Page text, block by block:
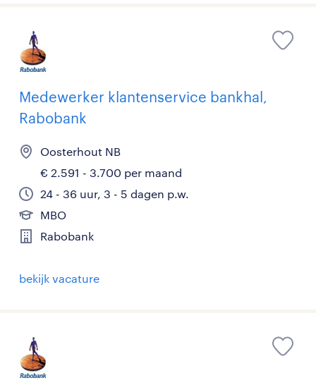
Medewerker klantenservice bankhal,
Rabobank
Oosterhout NB
€ 2.591 - 3.700 per maand
24 - 36 uur, 3 - 5 dagen p.w.
MBO
Rabobank
bekijk vacature